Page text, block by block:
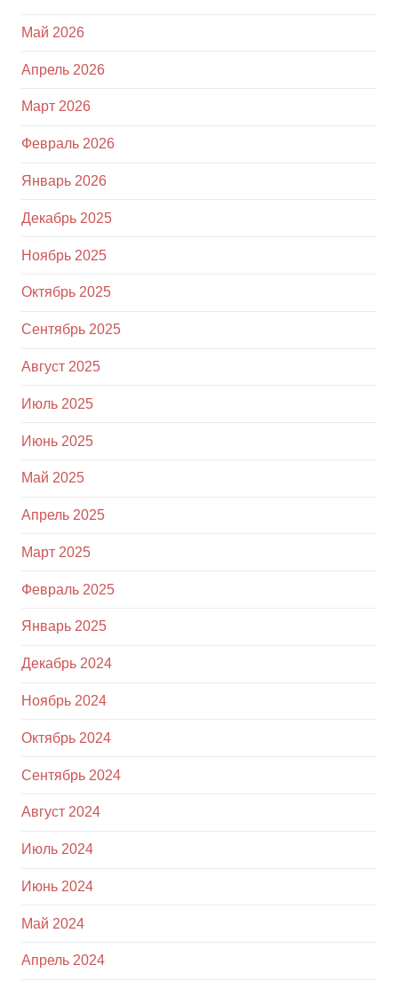
Май 2026
Апрель 2026
Март 2026
Февраль 2026
Январь 2026
Декабрь 2025
Ноябрь 2025
Октябрь 2025
Сентябрь 2025
Август 2025
Июль 2025
Июнь 2025
Май 2025
Апрель 2025
Март 2025
Февраль 2025
Январь 2025
Декабрь 2024
Ноябрь 2024
Октябрь 2024
Сентябрь 2024
Август 2024
Июль 2024
Июнь 2024
Май 2024
Апрель 2024